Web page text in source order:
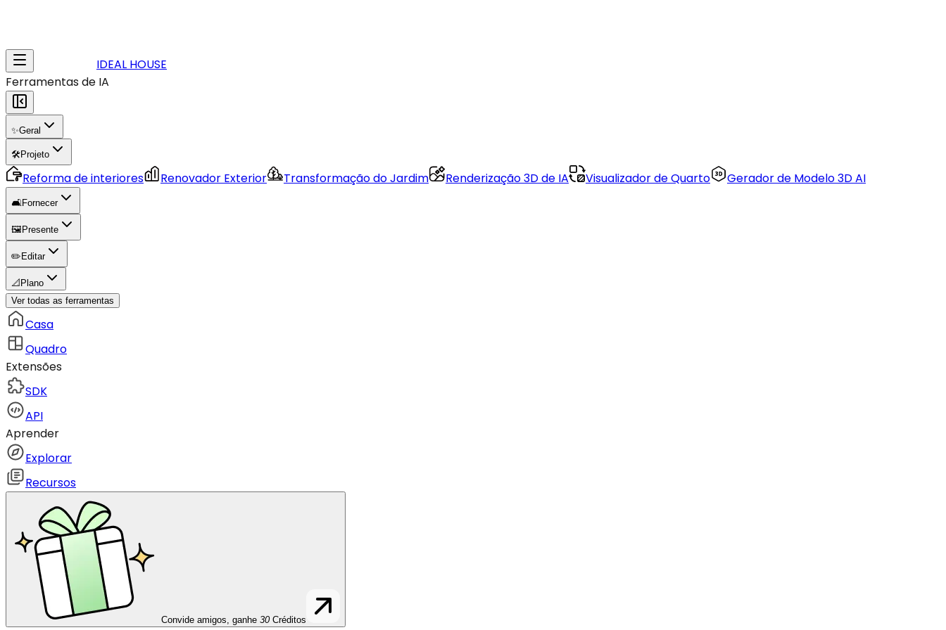
IDEAL HOUSE
Ferramentas de IA
✨Geral
🛠️Projeto
Reforma de interiores Renovador Exterior Transformação do Jardim Renderização 3D de IA Visualizador de Quarto Gerador de Modelo 3D AI
🛋️Fornecer
🖼️ Presente
✏️ Editar
📐 Plano
Ver todas as ferramentas
Casa
Quadro
Extensões
SDK
API
Aprender
Explorar
Recursos
Convide amigos, ganhe 30 Créditos